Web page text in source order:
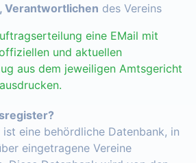
Verantwortlichen des Vereins
eine EMail mit
und aktuellen
aus dem jeweiligen Amtsgericht
ist eine behördliche Datenbank, in
eingetragene Vereine